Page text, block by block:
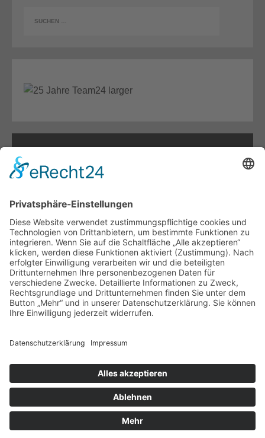
Erfahren Sie mehr über uns und unser
Unternehmen.
Details
UNTERSTÜTZUNG
Die Team24 Wohnbau GmbH unterstützt den Verein
COPYRIGHT © 2026 TEAM24 WOHNBAU GMBH